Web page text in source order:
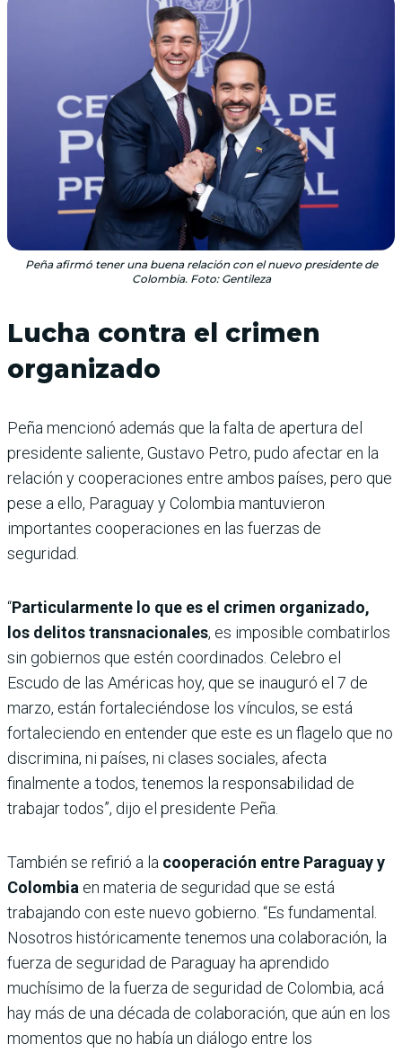
Peña afirmó tener una buena relación con el nuevo presidente de
Colombia. Foto: Gentileza
Lucha contra el crimen
organizado
Peña mencionó además que la falta de apertura del
presidente saliente, Gustavo Petro, pudo afectar en la
relación y cooperaciones entre ambos países, pero que
pese a ello, Paraguay y Colombia mantuvieron
importantes cooperaciones en las fuerzas de
seguridad.
“Particularmente lo que es el crimen organizado,
los delitos transnacionales, es imposible combatirlos
sin gobiernos que estén coordinados. Celebro el
Escudo de las Américas hoy, que se inauguró el 7 de
marzo, están fortaleciéndose los vínculos, se está
fortaleciendo en entender que este es un flagelo que no
discrimina, ni países, ni clases sociales, afecta
finalmente a todos, tenemos la responsabilidad de
trabajar todos”, dijo el presidente Peña.
También se refirió a la cooperación entre Paraguay y
Colombia en materia de seguridad que se está
trabajando con este nuevo gobierno. “Es fundamental.
Nosotros históricamente tenemos una colaboración, la
fuerza de seguridad de Paraguay ha aprendido
muchísimo de la fuerza de seguridad de Colombia, acá
hay más de una década de colaboración, que aún en los
momentos que no había un diálogo entre los